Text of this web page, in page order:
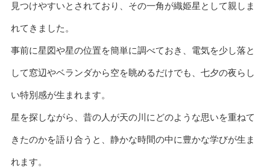
見つけやすいとされており、その一角が織姫星として親しま
れてきました。
事前に星図や星の位置を簡単に調べておき、電気を少し落と
して窓辺やベランダから空を眺めるだけでも、七夕の夜らし
い特別感が生まれます。
星を探しながら、昔の人が天の川にどのような思いを重ねて
きたのかを語り合うと、静かな時間の中に豊かな学びが生ま
れます。